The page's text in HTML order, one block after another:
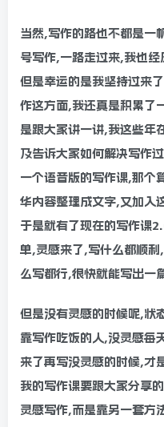
当然,写作的路也不都是一
号写作,一路走过来,我也经
但是幸运的是我坚持过来
作这方面,我还真是积累了
是跟大家讲一讲,我这些年
及告诉大家如何解决写作
一个语音版的写作课,那个
华内容整理成文字,又加入
于是就有了现在的写作课
单,灵感来了,写什么都顺
么写都行,很快就能写出一
但是没有灵感的时候呢,状
靠写作吃饭的人,没灵感每
来了再写没灵感的时候,才
我的写作课要跟大家分享
灵感写作,而是靠另一套方